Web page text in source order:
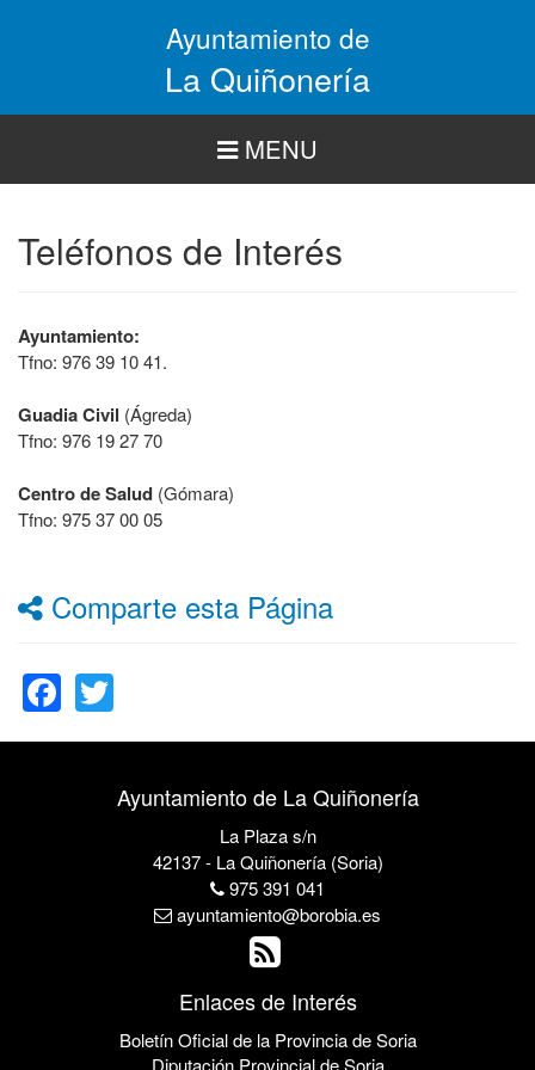
Ayuntamiento de
La Quiñonería
MENU
Teléfonos de Interés
Ayuntamiento:
Tfno: 976 39 10 41.
Guadia Civil (Ágreda)
Tfno: 976 19 27 70
Centro de Salud (Gómara)
Tfno: 975 37 00 05
Comparte esta Página
Facebook
Ayuntamiento de La Quiñonería
La Plaza s/n
42137 - La Quiñonería (Soria)
975 391 041
ayuntamiento@borobia.es
Enlaces de Interés
Boletín Oficial de la Provincia de Soria
Diputación Provincial de Soria